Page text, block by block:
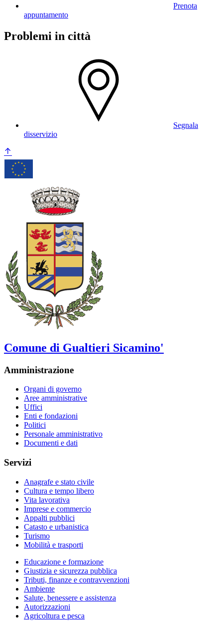
Prenota
appuntamento
Problemi in città
Segnala
disservizio
Comune di Gualtieri Sicamino'
Amministrazione
Organi di governo
Aree amministrative
Uffici
Enti e fondazioni
Politici
Personale amministrativo
Documenti e dati
Servizi
Anagrafe e stato civile
Cultura e tempo libero
Vita lavorativa
Imprese e commercio
Appalti pubblici
Catasto e urbanistica
Turismo
Mobilità e trasporti
Educazione e formazione
Giustizia e sicurezza pubblica
Tributi, finanze e contravvenzioni
Ambiente
Salute, benessere e assistenza
Autorizzazioni
Agricoltura e pesca